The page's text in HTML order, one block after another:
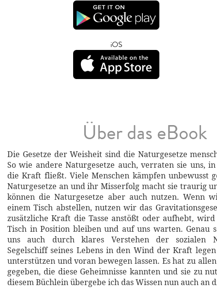
iOS
Über das eBook
Die Gesetze der Weisheit sind die Naturgesetze
So wie andere Naturgesetze auch, verraten sie uns,
die Kraft fließt. Viele Menschen kämpfen unbewusst
Naturgesetze an und ihr Misserfolg macht sie traurig
können die Naturgesetze aber auch nutzen. Wenn
einem Tisch abstellen, nutzen wir das
zusätzliche Kraft die Tasse anstößt oder aufhebt,
Tisch in Position bleiben und auf uns warten. Genau
uns auch durch klares Verstehen der sozialen
Segelschiff seines Lebens in den Wind der Kraft
unterstützen und voran bewegen lassen. Es hat zu
gegeben, die diese Geheimnisse kannten und sie zu
diesem Büchlein übergebe ich das Wissen nun auch an